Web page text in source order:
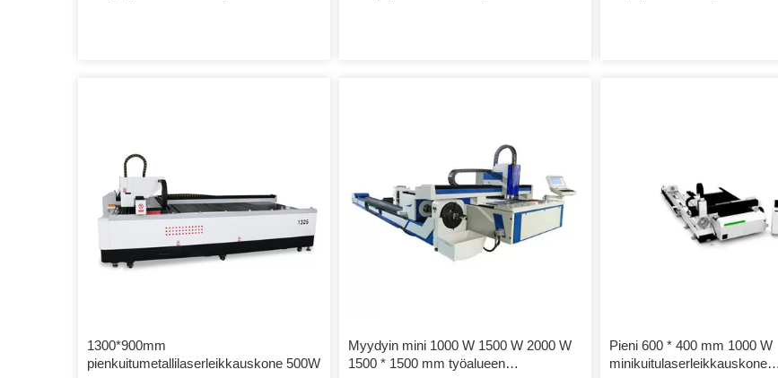
1300*900mm
pienkuitumetallilaserleikkauskone 500W
Myydyin mini 1000 W 1500 W 2000 W
1500 * 1500 mm työalueen
Pieni 600 * 400 mm 1000 W
minikuitulaserleikkauskone